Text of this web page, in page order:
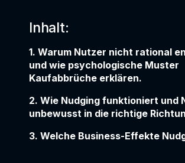
Inhalt:
1. Warum Nutzer nicht rational
und wie psychologische Muster
Kaufabbrüche erklären.
2. Wie Nudging funktioniert und
unbewusst in die richtige
3. Welche Business-Effekte